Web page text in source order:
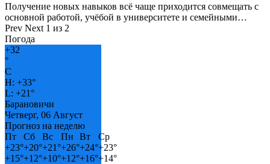
Получение новых навыков всё чаще приходится совмещать с
основной работой, учёбой в университете и семейными…
Prev Next 1 из 2
Погода
+32
°
C
H: +33°
L: +21°
Барановичи
Четверг, 06 Август
Прогноз на неделю
Пт
Сб Вс Пн Вт
Ср
+23°+20°+21°+26°+24°+23°
+15°+12°+10°+12°+16°+14°